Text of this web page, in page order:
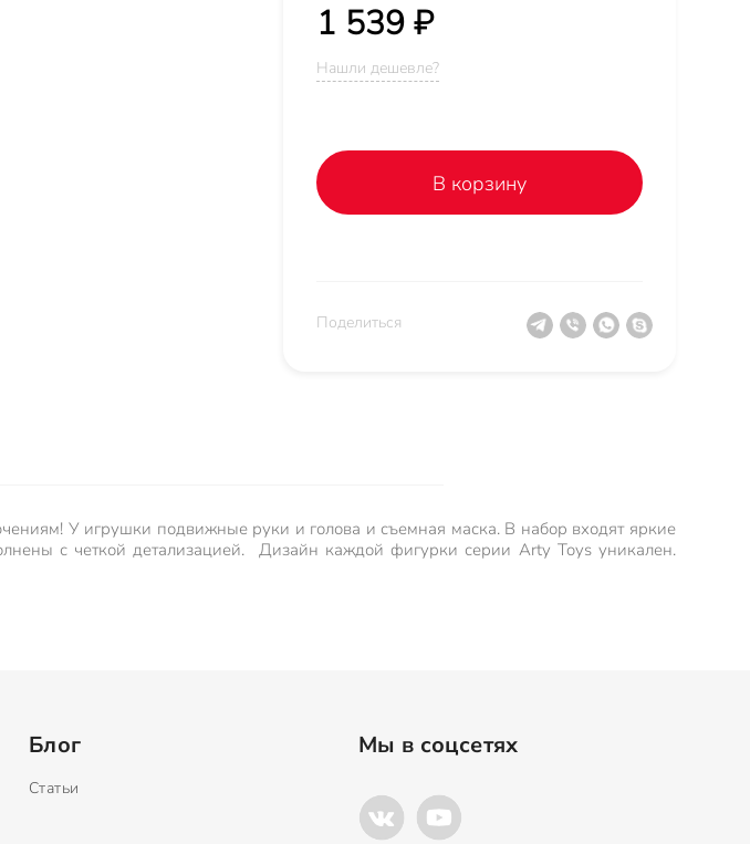
1 539 ₽
Нашли дешевле?
В корзину
Поделиться
У игрушки подвижные руки и голова и съемная маска. В набор входят яркие
с четкой детализацией. Дизайн каждой фигурки серии Arty Toys уникален.
Блог
Статьи
Мы в соцсетях